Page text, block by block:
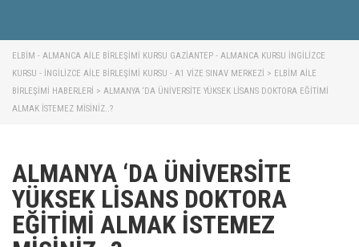
ELBİM - ALMANCA AILE BIRLEŞIMI KURSU GAZIANTEP - ALMANCA KURSU İNGILIZCE
KURSU - İNGILIZCE AILE BIRLEŞIMI KURSU - A1 VIZE SINAV MERKEZI > ELBIM AILE
BIRLEŞIMI HABERLERI > ALMANYA ‘DA ÜNIVERSITE YÜKSEK LISANS DOKTORA EĞITIMI
ALMAK İSTEMEZ MISINIZ..?
ALMANYA ‘DA ÜNIVERSITE
YÜKSEK LISANS DOKTORA
EĞITIMI ALMAK İSTEMEZ